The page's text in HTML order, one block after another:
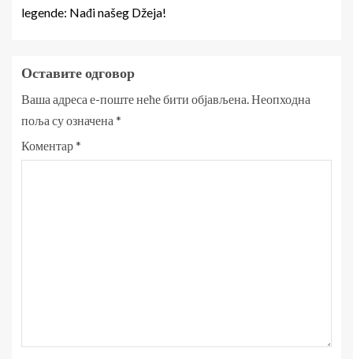
legende: Nađi našeg Džeja!
Оставите одговор
Ваша адреса е-поште неће бити објављена.Неопходна
поља су означена *
Коментар*